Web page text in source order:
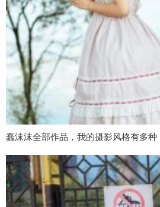
蠢沫沫全部作品，我的摄影风格有多种